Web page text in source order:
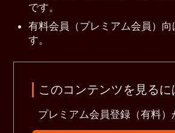
です。
有料会員（プレミアム会員）向
す。
このコンテンツを見るに
プレミアム会員登録（有料）